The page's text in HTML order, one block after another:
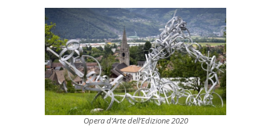
Opera d’Arte dell’Edizione 2020